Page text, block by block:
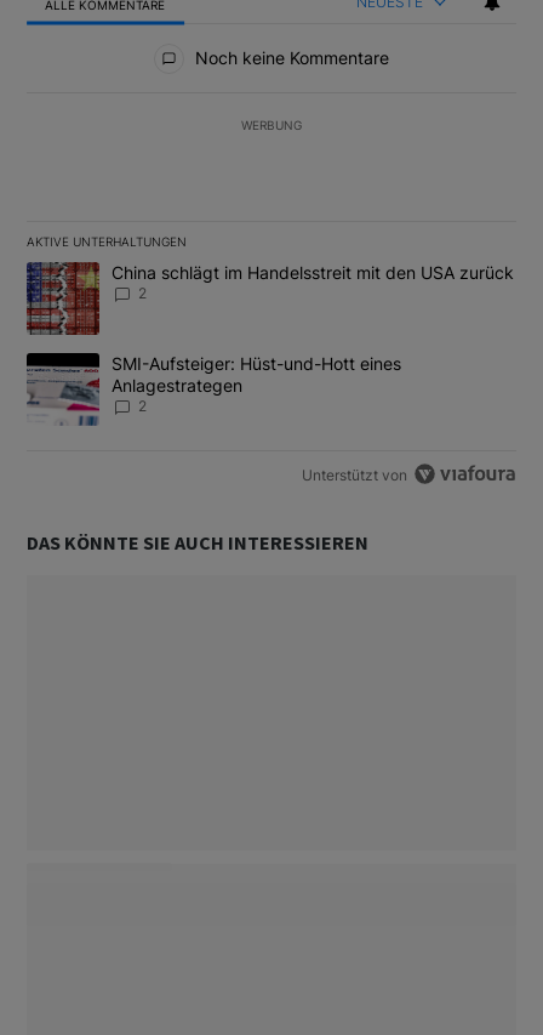
ALLE KOMMENTARE
Noch keine Kommentare
WERBUNG
AKTIVE UNTERHALTUNGEN
Das Folgende ist eine Liste der am meisten kommentierten
Ein Trendartikel mit dem Titel "China schlägt im Handelsstreit
China schlägt im Handelsstreit mit den USA zurück
2
Ein Trendartikel mit dem Titel "SMI-Aufsteiger: Hüst-und-Hott
SMI-Aufsteiger: Hüst-und-Hott eines
Anlagestrategen
2
Unterstützt von
DAS KÖNNTE SIE AUCH INTERESSIEREN